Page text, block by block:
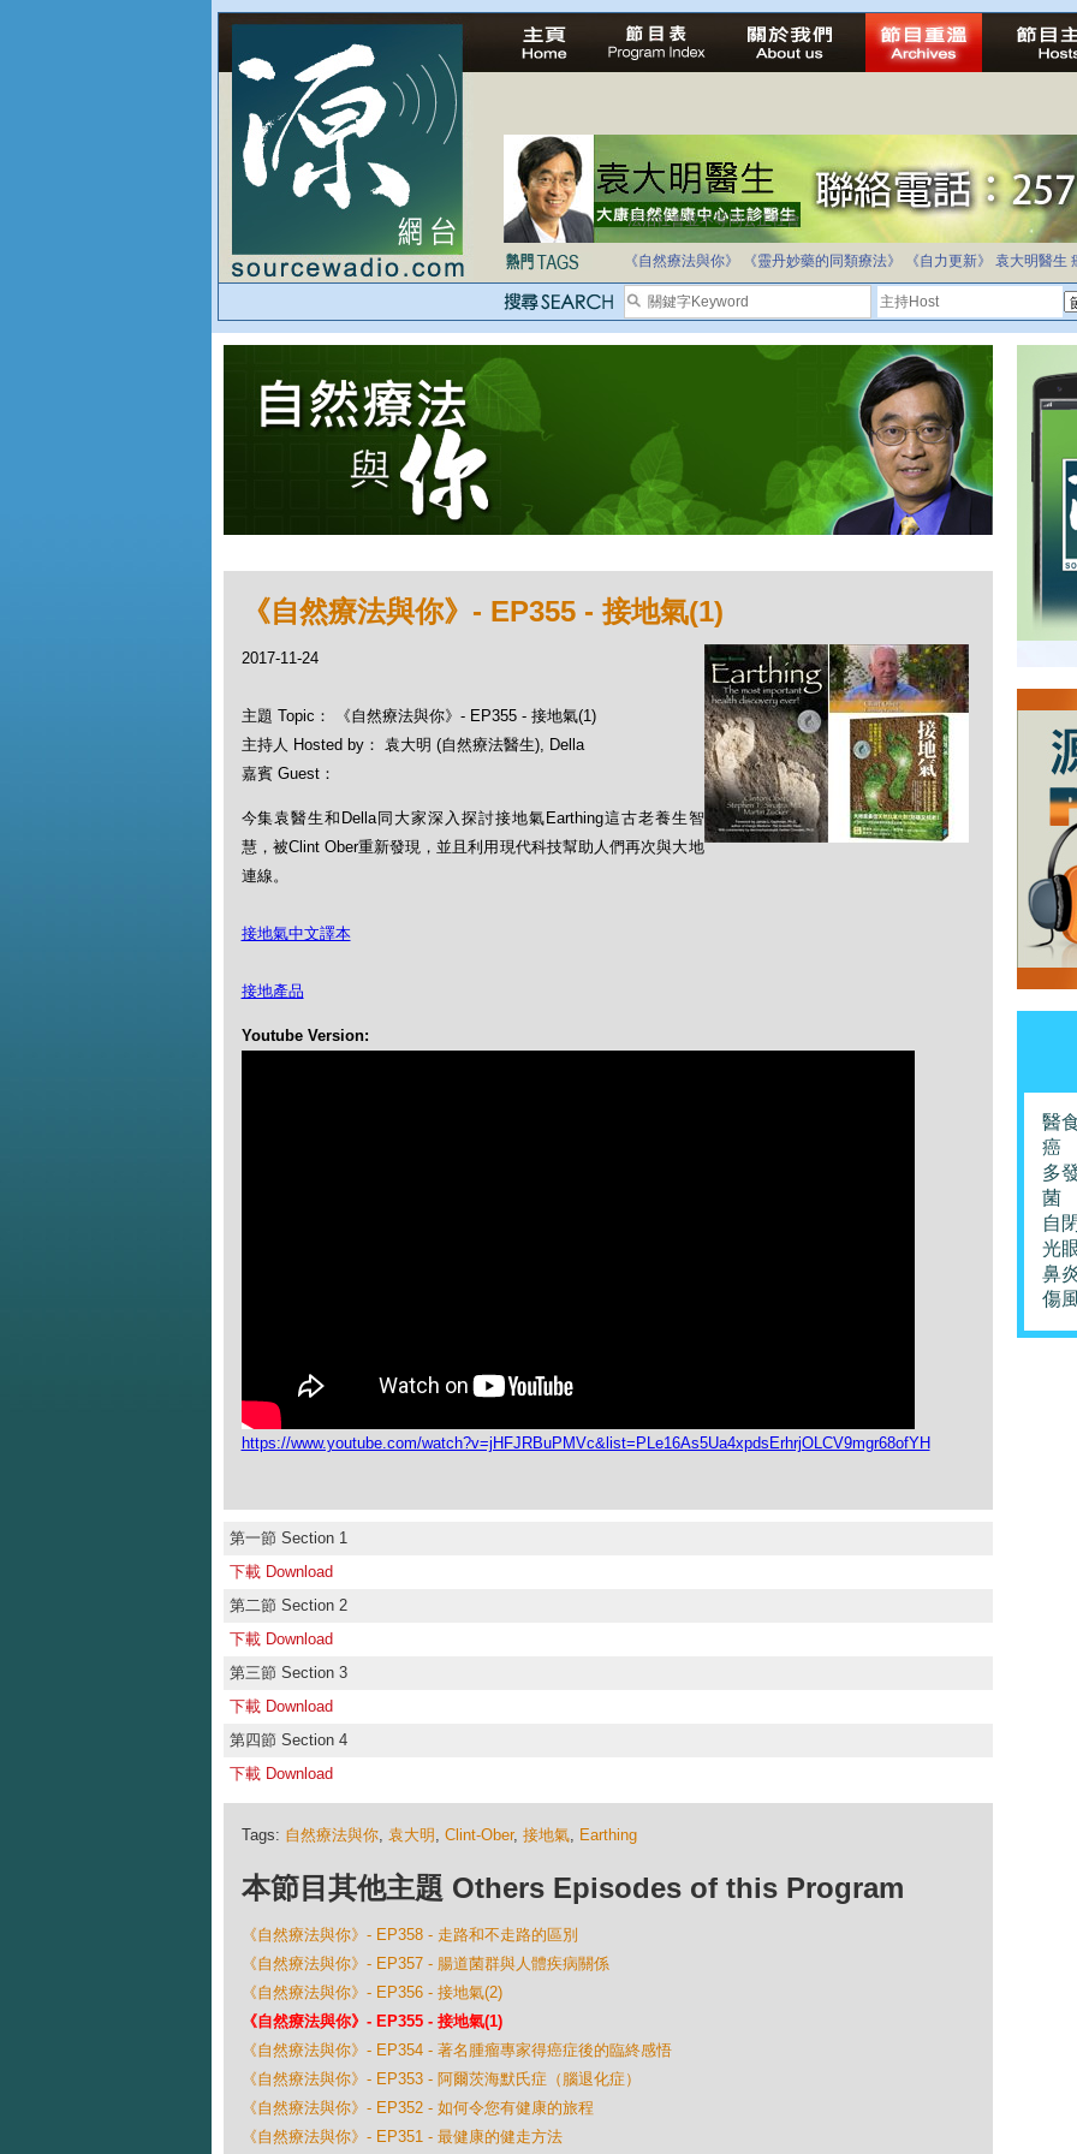
法治社會並不等同公正社會
自家教育合法化-推動多元化教育，全民學卷制
《自然療法與你》
《靈丹妙藥的同類療法》 《自力更新》 袁大明醫生
《自然療法與你》- EP355 - 接地氣(1)
2017-11-24
主題 Topic： 《自然療法與你》- EP355 - 接地氣(1)
主持人 Hosted by： 袁大明 (自然療法醫生), Della
嘉賓 Guest：
今集袁醫生和Della同大家深入探討接地氣Earthing這古老養生智
慧，被Clint Ober重新發現，並且利用現代科技幫助人們再次與大地
連線。
接地氣中文譯本
接地產品
Youtube Version:
https://www.youtube.com/watch?v=jHFJRBuPMVc&list=PLe16As5Ua4xpdsErhrjOLCV9mgr68ofYH
第一節 Section 1
下載 Download
第二節 Section 2
下載 Download
第三節 Section 3
下載 Download
第四節 Section 4
下載 Download
Tags: 自然療法與你, 袁大明 , Clint-Ober, 接地氣, Earthing
本節目其他主題 Others Episodes of this Program
《自然療法與你》- EP358 - 走路和不走路的區別
《自然療法與你》- EP357 - 腸道菌群與人體疾病關係
《自然療法與你》- EP356 - 接地氣(2)
《自然療法與你》- EP355 - 接地氣(1)
《自然療法與你》- EP354 - 著名腫瘤專家得癌症後的臨終感悟
《自然療法與你》- EP353 - 阿爾茨海默氏症（腦退化症）
《自然療法與你》- EP352 - 如何令您有健康的旅程
《自然療法與你》- EP351 - 最健康的健走方法
醫
癌
多
菌
自
光
鼻
傷